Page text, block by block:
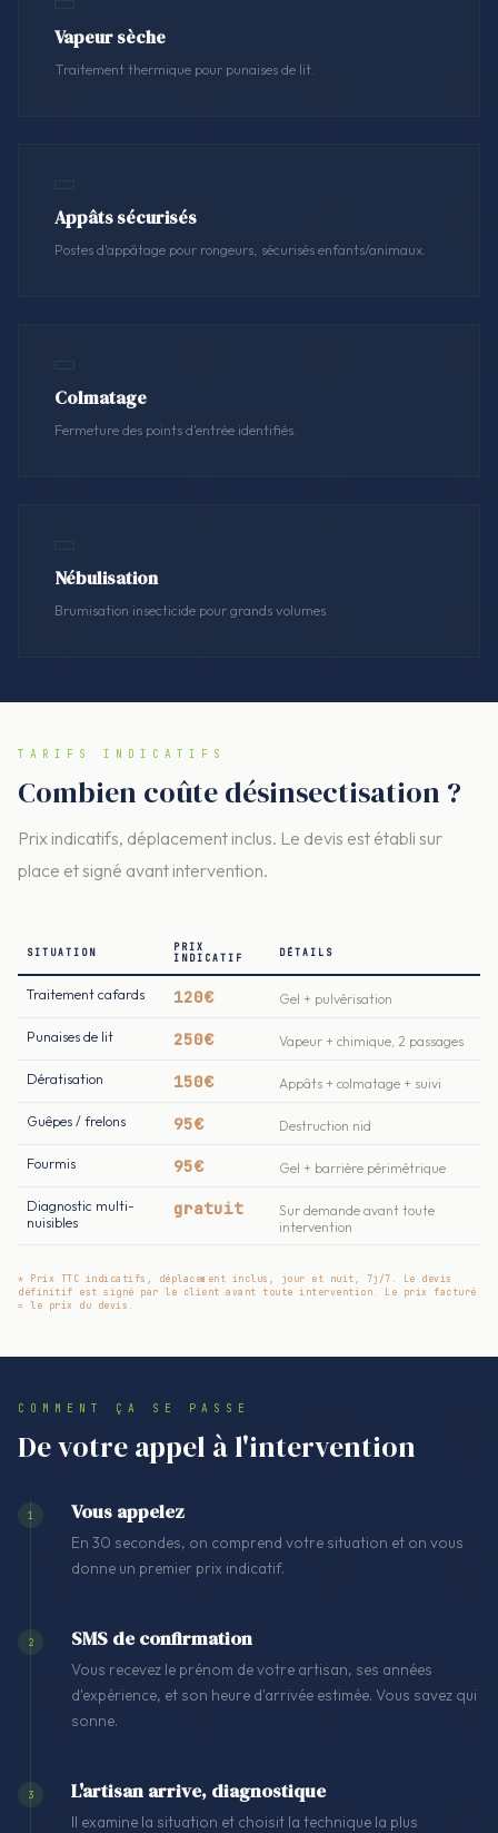
Vapeur sèche
Traitement thermique pour punaises de lit.
Appâts sécurisés
Postes d'appâtage pour rongeurs, sécurisés enfants/animaux.
Colmatage
Fermeture des points d'entrée identifiés.
Nébulisation
Brumisation insecticide pour grands volumes.
TARIFS INDICATIFS
Combien coûte désinsectisation ?
Prix indicatifs, déplacement inclus. Le devis est établi sur
place et signé avant intervention.
SITUATION
PRIX
INDICATIF
DÉTAILS
Traitement cafards 120€ Gel + pulvérisation
Punaises de lit 250€ Vapeur + chimique, 2 passages
Dératisation 150€ Appâts + colmatage + suivi
Guêpes / frelons 95€ Destruction nid
Fourmis 95€ Gel + barrière périmétrique
Diagnostic multi-
nuisibles
gratuit
Sur demande avant toute
intervention
* Prix TTC indicatifs, déplacement inclus, jour et nuit, 7j/7. Le devis
définitif est signé par le client avant toute intervention. Le prix facturé
= le prix du devis.
COMMENT ÇA SE PASSE
De votre appel à l'intervention
1 Vous appelez
En 30 secondes, on comprend votre situation et on vous
donne un premier prix indicatif.
2 SMS de confirmation
Vous recevez le prénom de votre artisan, ses années
d'expérience, et son heure d'arrivée estimée. Vous savez qui
sonne.
3 L'artisan arrive, diagnostique
Il examine la situation et choisit la technique la plus